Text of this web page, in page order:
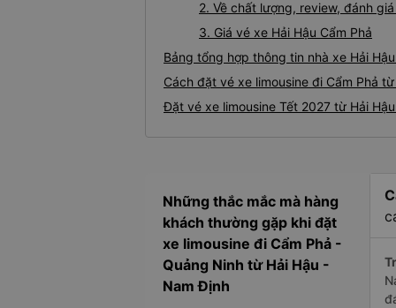
2. Về chất lượng, review, đánh
3. Giá vé xe Hải Hậu Cẩm Phả
Bảng tổng hợp thông tin nhà xe Hải
Cách đặt vé xe limousine đi Cẩm Phả
Đặt vé xe limousine Tết 2027 từ Hải
Những thắc mắc mà hàng
khách thường gặp khi đặt
xe limousine đi Cẩm Phả -
Quảng Ninh từ Hải Hậu -
Nam Định